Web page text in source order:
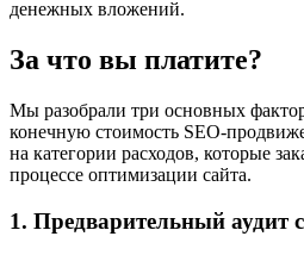
денежных вложений.
За что вы платите?
Мы разобрали три основных
конечную стоимость SEO-
на категории расходов, которые
процессе оптимизации сайта.
1. Предварительный аудит